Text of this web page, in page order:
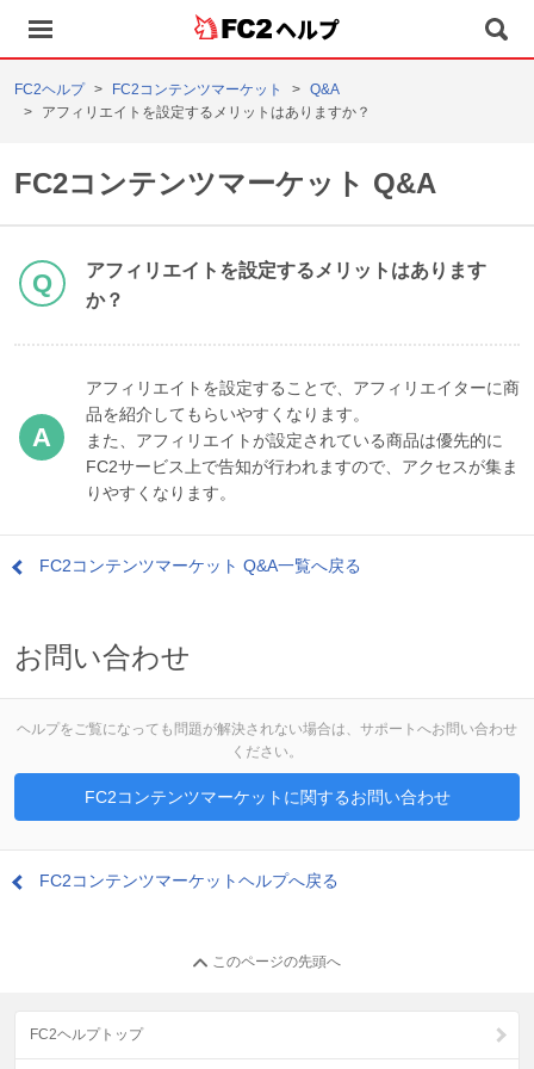
ヘルプ
FC2ヘルプ FC2コンテンツマーケット
Q&A
アフィリエイトを設定するメリットはありますか？
FC2コンテンツマーケット Q&A
アフィリエイトを設定するメリットはあります
か？
アフィリエイトを設定することで、アフィリエイターに商
品を紹介してもらいやすくなります。
また、アフィリエイトが設定されている商品は優先的に
FC2サービス上で告知が行われますので、アクセスが集ま
りやすくなります。
FC2コンテンツマーケット Q&A一覧へ戻る
お問い合わせ
ヘルプをご覧になっても問題が解決されない場合は、サポートへお問い合わせ
ください。
FC2コンテンツマーケットに関するお問い合わせ
FC2コンテンツマーケットヘルプへ戻る
このページの先頭へ
FC2ヘルプトップ